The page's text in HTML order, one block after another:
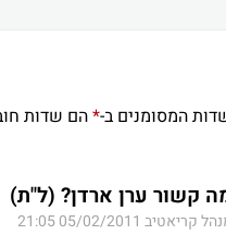
המסומנים ב-*הם שדות
קשור ערן ארדן? (ל"ת)
קריאטיב 05/02/2011 21:05